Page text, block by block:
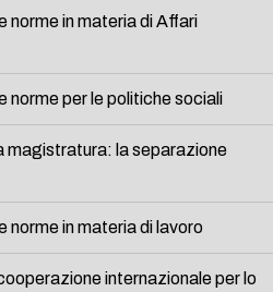
norme in materia di Affari
norme per le politiche sociali
magistratura: la separazione
norme in materia di lavoro
internazionale per lo